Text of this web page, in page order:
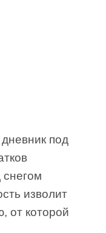
под
снегом
изволит
от которой